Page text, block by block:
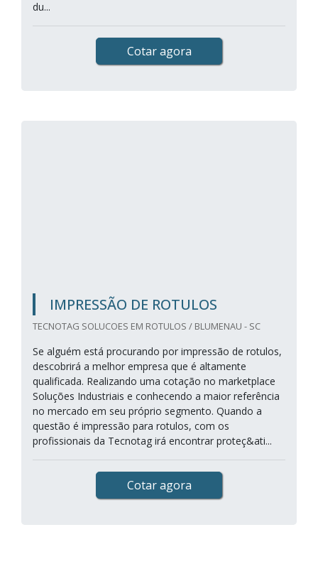
du...
Cotar agora
IMPRESSÃO DE ROTULOS
TECNOTAG SOLUCOES EM ROTULOS / BLUMENAU - SC
Se alguém está procurando por impressão de rotulos,
descobrirá a melhor empresa que é altamente
qualificada. Realizando uma cotação no marketplace
Soluções Industriais e conhecendo a maior referência
no mercado em seu próprio segmento. Quando a
questão é impressão para rotulos, com os
profissionais da Tecnotag irá encontrar proteç&ati...
Cotar agora